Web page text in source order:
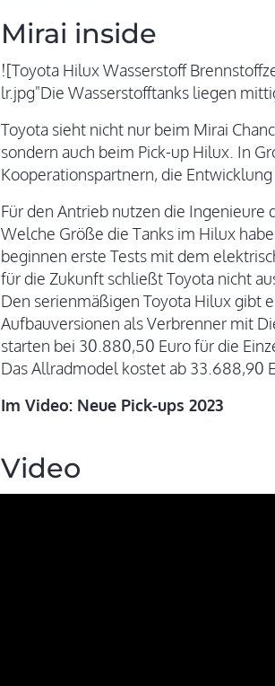
Mirai inside
![Toyota Hilux Wasserstoff
lr.jpg"Die Wasserstofftanks liegen
Toyota sieht nicht nur beim Mirai
sondern auch beim Pick-up Hilux. In
Kooperationspartnern, die
Für den Antrieb nutzen die
Welche Größe die Tanks im Hilux
beginnen erste Tests mit dem
für die Zukunft schließt Toyota nicht
Den serienmäßigen Toyota Hilux gibt
Aufbauversionen als Verbrenner mit
starten bei 30.880,50 Euro für die
Das Allradmodel kostet ab 33.688,90
Im Video: Neue Pick-ups 2023
Video